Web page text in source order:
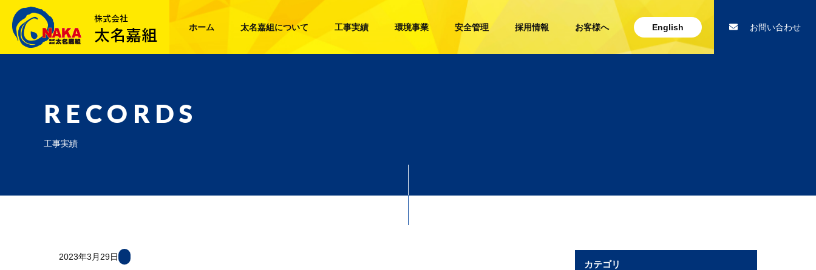
ホーム 太名嘉組について 工事実績 環境事業 安全管理 採用情報 お客様へ English お問い合わせ
RECORDS
工事実績
2023年3月29日
カテゴリ